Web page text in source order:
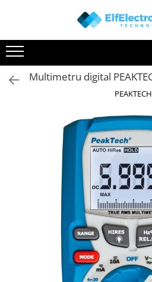
Toate Produsele
Audio
Auto
Instrumente de masura si control
Multimetre Digitale
Surse de alimentare
Osciloscoape
Osciloscoape AXIOMET
Osciloscoape B&K PRECISION
Multimetru digital
PEAKTECH